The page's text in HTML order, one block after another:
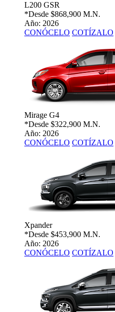
L200 GSR
*Desde $868,900 M.N.
Año: 2026
CONÓCELO COTÍZALO
Mirage G4
*Desde $322,900 M.N.
Año: 2026
CONÓCELO COTÍZALO
Xpander
*Desde $453,900 M.N.
Año: 2026
CONÓCELO COTÍZALO